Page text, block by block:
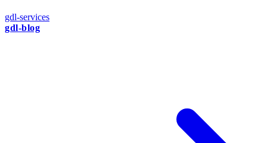
gdl-services
gdl-blog